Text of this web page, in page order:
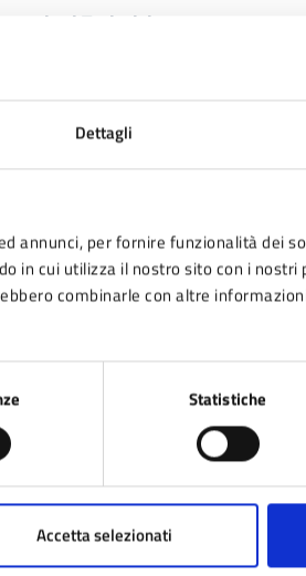
Dettagli
annunci, per fornire funzionalità dei
in cui utilizza il nostro sito con i nostri
combinarle con altre
Statistiche
Accetta selezionati
Turistiche
nel-frignano.mo.it
le informazioni su questa
su 5
su 5
5